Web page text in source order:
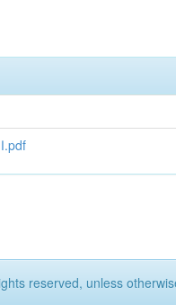
اعداد مخطط الاعمال لمشروع صناعة شرائح البطاطا الطبيعية.pdf
reserved, unless